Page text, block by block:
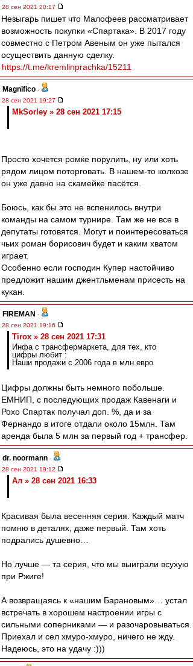
28 сен 2021 20:17
Незыгарь пишет что Малофеев рассматривает
возможность покупки «Спартака». В 2017 году
совместно с Петром Авеным он уже пытался
осуществить данную сделку.
https://t.me/kremlinprachka/15211
Magnifico -
28 сен 2021 19:27
MkSorley » 28 сен 2021 17:15
Просто хочется ромке порулить, ну или хоть
рядом лицом поторговать. В нашем-то колхозе
он уже давно на скамейке пасётся.
Боюсь, как бы это не вспенилось внутри
команды на самом турнире. Там же не все в
депутаты готовятся. Могут и поинтересоваться
чьих роман борисович будет и каким хватом
играет.
Особенно если господин Купер настойчиво
предложит нашим джентльменам присесть на
кукан.
FIREMAN -
28 сен 2021 19:16
Tirox » 28 сен 2021 17:31
Инфа с трансфермаркета, для тех, кто
цифры любит :
Наши продажи с 2006 года в млн.евро
Цифры должны быть немного побольше.
ЕМНИП, с последующих продаж Кавенаги и
Рохо Спартак получал доп. %, да и за
Фернандо в итоге отдали около 15млн. Там
аренда была 5 млн за первый год + трансфер.
dr. noormann -
28 сен 2021 19:12
Ал » 28 сен 2021 16:33
Красивая была весенняя серия. Каждый матч
помню в деталях, даже первый. Там хоть
подрались душевно…
Но лучше — та серия, что мы выиграли всухую
при Ржиге!
А возвращаясь к «нашим Барановым»… устал
встречать в хорошем настроении игры с
сильными соперниками — и разочаровываться.
Приехал и сел хмуро-хмуро, ничего не жду.
Надеюсь, это на удачу :)))